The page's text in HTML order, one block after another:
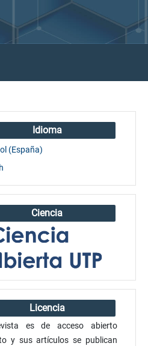
Idioma
(España)
Ciencia
Licencia
es de acceso abierto
y sus artículos se publican